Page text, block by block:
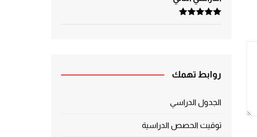
تم التقييم
روابط تهمك
الجدول الدراسي
توقيت الحصص الدراسية